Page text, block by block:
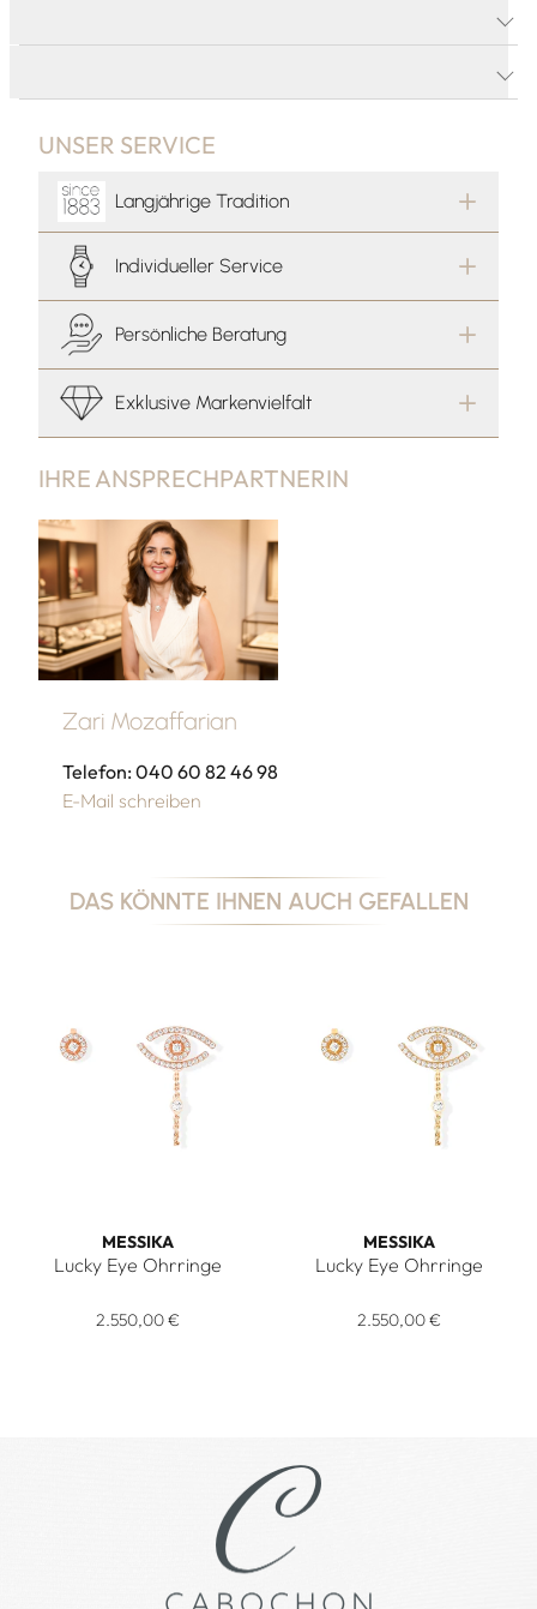
IHRE ANSPRECHPARTNERIN
Zari Mozaffarian
Telefon: 040 60 82 46 98
E-Mail schreiben
UNSER SERVICE
Langjährige Tradition
Individueller Service
Persönliche Beratung
Exklusive Markenvielfalt
DAS KÖNNTE IHNEN AUCH GEFALLEN
MESSIKA
Lucky Eye Ohrringe
2.550,00 €
MESSIKA
Lucky Eye Ohrringe
2.550,00 €